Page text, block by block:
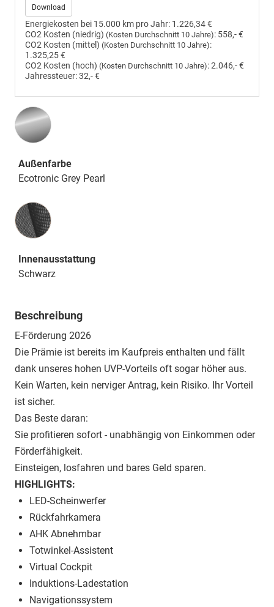
Download
Energiekosten bei 15.000 km pro Jahr: 1.226,34 €
CO2 Kosten (niedrig) (Kosten Durchschnitt 10 Jahre): 558,- €
CO2 Kosten (mittel) (Kosten Durchschnitt 10 Jahre):
1.325,25 €
CO2 Kosten (hoch) (Kosten Durchschnitt 10 Jahre):2.046,- €
Jahressteuer:32,- €
Außenfarbe
Ecotronic Grey Pearl
Innenausstattung
Innenausstattung
Schwarz
Beschreibung
E-Förderung 2026
Die Prämie ist bereits im Kaufpreis enthalten und fällt
dank unseres hohen UVP-Vorteils oft sogar höher aus.
Kein Warten, kein nerviger Antrag, kein Risiko. Ihr Vorteil
ist sicher.
Das Beste daran:
Sie profitieren sofort - unabhängig von Einkommen oder
Förderfähigkeit.
Einsteigen, losfahren und bares Geld sparen.
HIGHLIGHTS:
LED-Scheinwerfer
Rückfahrkamera
AHK Abnehmbar
Totwinkel-Assistent
Virtual Cockpit
Induktions-Ladestation
Navigationssystem